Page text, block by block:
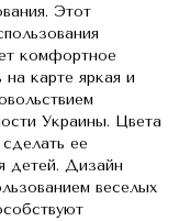
Этот
комфортное
на карте яркая и
Украины. Цвета
ее
детей. Дизайн
веселых